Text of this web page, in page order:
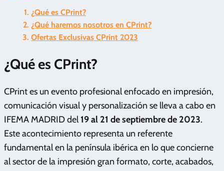
¿Qué es CPrint?
¿Qué haremos nosotros en CPrint?
Ofertas Exclusivas CPrint 2023
¿Qué es CPrint?
CPrint es un evento profesional enfocado en impresión,
comunicación visual y personalización se lleva a cabo en
IFEMA MADRID del19 al 21 de septiembre de 2023.
Este acontecimiento representa un referente
fundamental en la península ibérica en lo que concierne
al sector de la impresión gran formato, corte, acabados,